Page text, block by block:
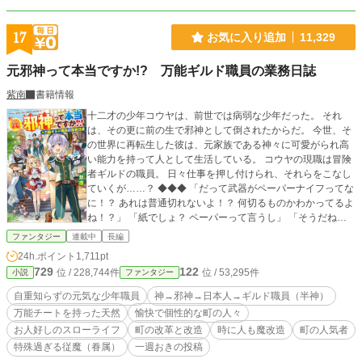
17 お気に入り追加 11,329
元邪神って本当ですか!? 万能ギルド職員の業務日誌
紫南
書籍情報
十二才の少年コウヤは、前世では病弱な少年だった。 それ
は、その更に前の生で邪神として倒されたからだ。 今世、そ
の世界に再転生した彼は、元家族である神々に可愛がられ高
い能力を持って人として生活している。 コウヤの現職は冒険
者ギルドの職員。 日々仕事を押し付けられ、それらをこなし
ていくが……？ ◆◆◆ 「だって武器がペーパーナイフってな
に！？ あれは普通切れないよ！？ 何切るものかわかってるよ
ね！？」 「紙でしょ？ ペーパーって言うし」 「そうだね。
正解！」 ◆◆◆ 神としての力は健在。 ちょっと天然でお人
れ投稿になります。 お暇潰しにどうぞ♪
ファンタジー 連載中 長編
24h.ポイント 1,711pt
小説 729 位 / 228,744件 ファンタジー 122 位 / 53,295件
自重知らずの元気な少年職員
神→邪神→日本人→ギルド職員（半神）
万能チートを持った天然
愉快で個性的な町の人々
お人好しのスローライフ
町の改革と改造 時に人も魔改造
町の人気者
特殊過ぎる従魔（眷属）
一週おきの投稿